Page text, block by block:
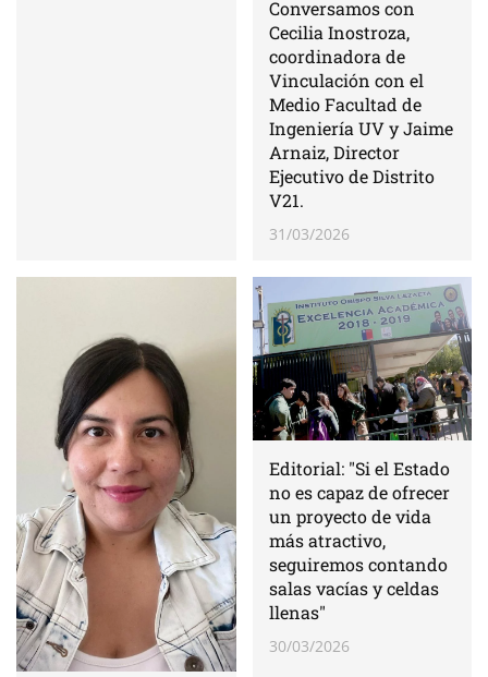
Conversamos con
Cecilia Inostroza,
coordinadora de
Vinculación con el
Medio Facultad de
Ingeniería UV y Jaime
Arnaiz, Director
Ejecutivo de Distrito
V21.
31/03/2026
Editorial: "Si el Estado
no es capaz de ofrecer
un proyecto de vida
más atractivo,
seguiremos contando
salas vacías y celdas
llenas"
30/03/2026